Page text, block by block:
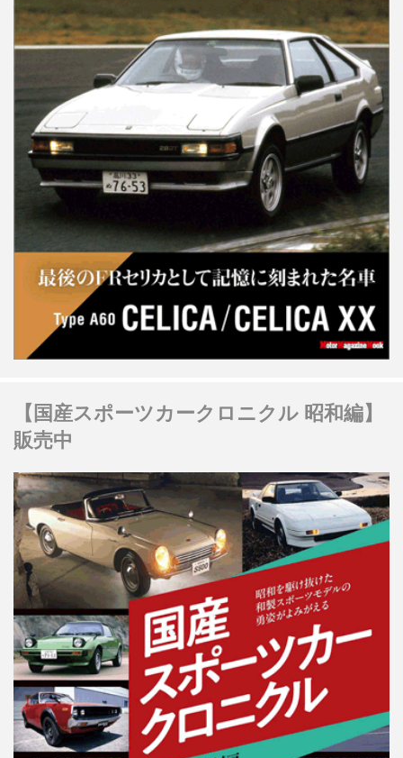
【国産スポーツカークロニクル 昭和編】
販売中